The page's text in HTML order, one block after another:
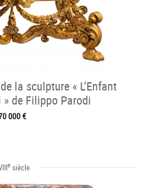
la sculpture « L’Enfant
de Filippo Parodi
000 €
e siècle